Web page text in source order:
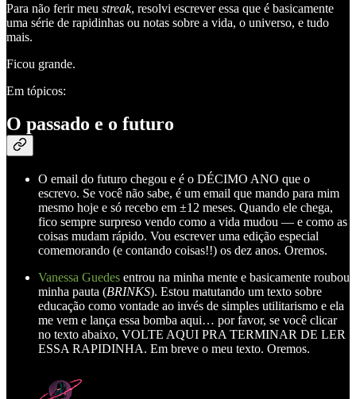
Para não ferir meu streak, resolvi escrever essa que é basicamente
uma série de rapidinhas ou notas sobre a vida, o universo, e tudo
mais.
Ficou grande.
Em tópicos:
O passado e o futuro
O email do futuro chegou e é o DÉCIMO ANO que o
escrevo. Se você não sabe, é um email que mando para mim
mesmo hoje e só recebo em ±12 meses. Quando ele chega,
fico sempre surpreso vendo como a vida mudou — e como as
coisas mudam rápido. Vou escrever uma edição especial
comemorando (e contando coisas!!) os dez anos. Oremos.
Vanessa Guedes entrou na minha mente e basicamente roubou
minha pauta (BRINKS). Estou matutando um texto sobre
educação como vontade ao invés de simples utilitarismo e ela
me vem e lança essa bomba aqui… por favor, se você clicar
no texto abaixo, VOLTE AQUI PRA TERMINAR DE LER
ESSA RAPIDINHA. Em breve o meu texto. Oremos.